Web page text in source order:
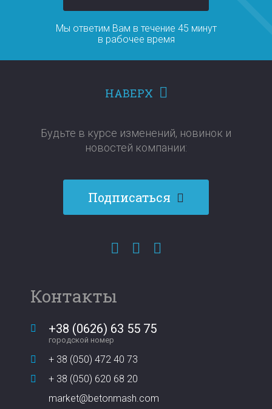
Мы ответим Вам в течение 45 минут
в рабочее время
НАВЕРХ
Будьте в курсе изменений, новинок и
новостей компании:​​​​​​​
Подписаться
Контакты
+38 (0626) 63 55 75
городской номер
+ 38 (050) 472 40 73
+ 38 (050) 620 68 20
market@betonmash.com